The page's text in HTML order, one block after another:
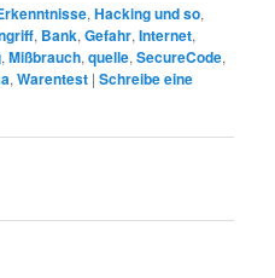
,Hacking und so,
, Bank,Gefahr,Internet,
,Mißbrauch,quelle,SecureCode,
,Warentest |Schreibe eine